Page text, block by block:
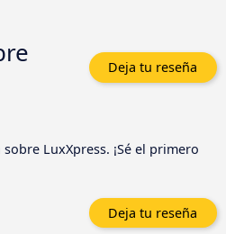
Deja tu reseña
LuxXpress. ¡Sé el primero
Deja tu reseña